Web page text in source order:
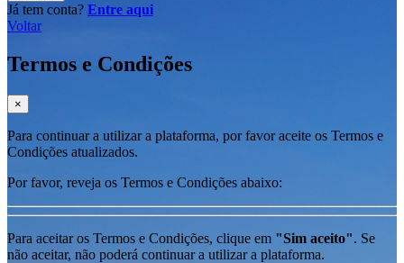
Já tem conta? Entre aqui
Voltar
Termos e Condições
×
Para continuar a utilizar a plataforma, por favor aceite os Termos e
Condições atualizados.
Por favor, reveja os Termos e Condições abaixo:
Para aceitar os Termos e Condições, clique em "Sim aceito". Se
não aceitar, não poderá continuar a utilizar a plataforma.